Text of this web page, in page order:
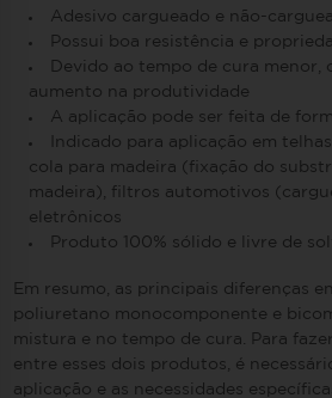
Adesivo cargueado e não-
Possui boa resistência e
Devido ao tempo de cura menor,
aumento na produtividade
A aplicação pode ser feita de
Indicado para aplicação em
cola para madeira (fixação do
madeira), filtros automotivos
eletrônicos
Produto 100% sólido e livre de
Em resumo, as principais diferenças
poliuretano monocomponente e
mistura e no tempo de cura. Para
entre esses dois produtos, é
aplicação e as necessidades